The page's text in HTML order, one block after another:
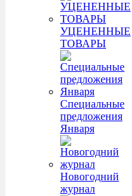
УЦЕНЕННЫЕ
ТОВАРЫ
Специальные
предложения
Января
Новогодний
журнал